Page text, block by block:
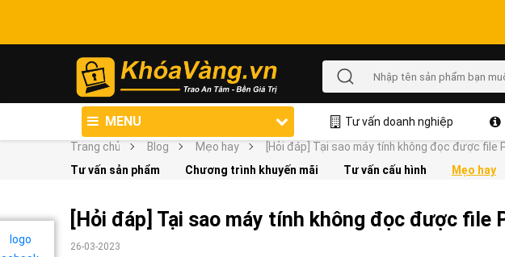
MENU Tư vấn doanh nghiệp
Trang chủ
Blog Mẹo hay
[Hỏi đáp] Tại sao máy tính không đọc được file
Tư vấn sản phẩm
Chương trình khuyến mãi Tư vấn cấu hình Mẹo hay
[Hỏi đáp] Tại sao máy tính không đọc được file
26-03-2023